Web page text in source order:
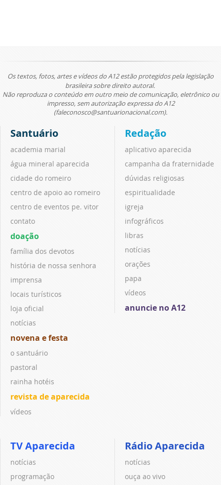
Os textos, fotos, artes e vídeos do A12 estão protegidos pela legislação
brasileira sobre direito autoral.
Não reproduza o conteúdo em outro meio de comunicação, eletrônico ou
impresso, sem autorização expressa do A12
(faleconosco@santuarionacional.com).
Santuário
academia marial
água mineral aparecida
cidade do romeiro
centro de apoio ao romeiro
centro de eventos pe. vitor
contato
doação
família dos devotos
história de nossa senhora
imprensa
locais turísticos
loja oficial
notícias
novena e festa
o santuário
pastoral
rainha hotéis
revista de aparecida
vídeos
Redação
aplicativo aparecida
campanha da fraternidade
dúvidas religiosas
espiritualidade
igreja
infográficos
libras
notícias
orações
papa
vídeos
anuncie no A12
TV Aparecida
notícias
programação
Rádio Aparecida
notícias
ouça ao vivo